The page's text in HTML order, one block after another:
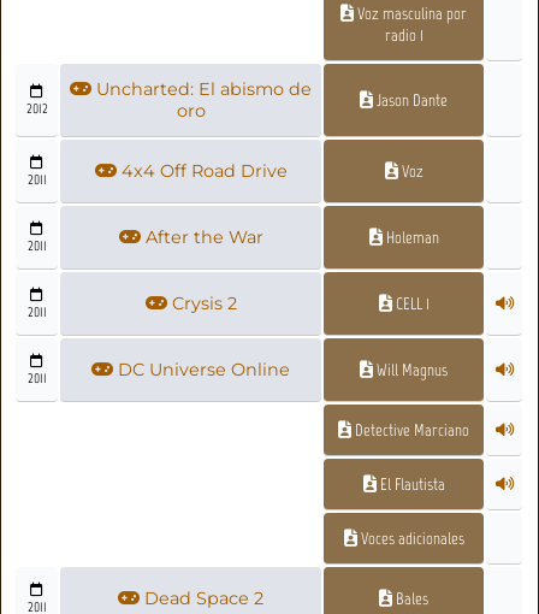
Voz masculina por
radio 1
2012
Uncharted: El abismo de
oro
Jason Dante
2011 4x4 Off Road Drive Voz
2011 After the War Holeman
2011 Crysis 2 CELL 1
2011 DC Universe Online Will Magnus
Detective Marciano
El Flautista
Voces adicionales
2011 Dead Space 2 Bales